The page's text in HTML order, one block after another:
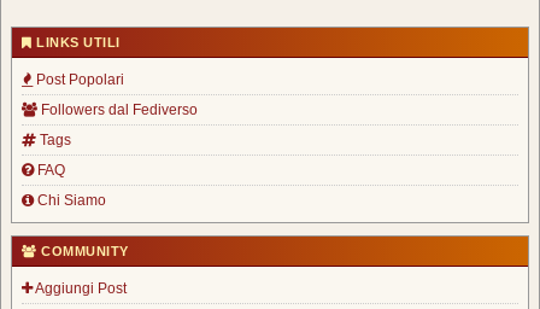
LINKS UTILI
Post Popolari
Followers dal Fediverso
Tags
FAQ
Chi Siamo
COMMUNITY
Aggiungi Post